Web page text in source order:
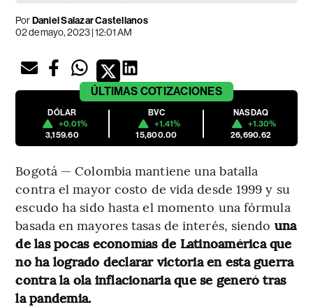
PorDaniel Salazar Castellanos
02 de mayo, 2023 | 12:01 AM
ÚLTIMAS COTIZACIONES
DÓLAR
+0.01%
3,159.60
BVC
+1.41%
15,800.00
NASDAQ
+1.30%
26,690.62
Bogotá — Colombia mantiene una batalla
contra el mayor costo de vida desde 1999 y su
escudo ha sido hasta el momento una fórmula
basada en mayores tasas de interés, siendo una
de las pocas economías de Latinoamérica que
no ha logrado declarar victoria en esta guerra
contra la ola inflacionaria que se generó tras
la pandemia.